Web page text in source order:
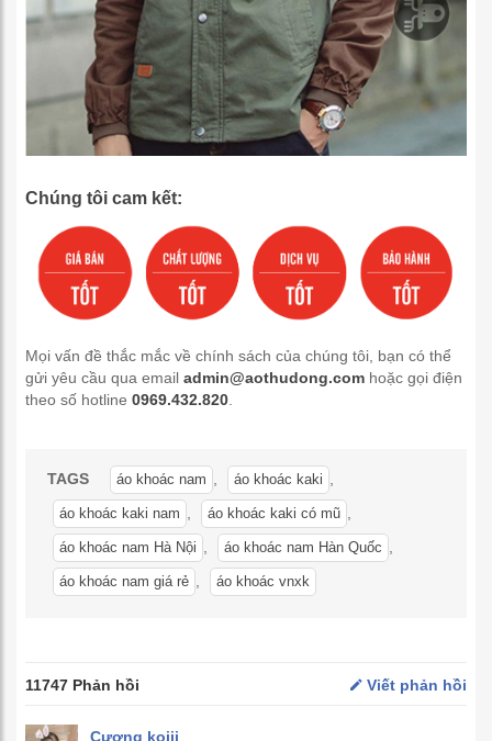
Chúng tôi cam kết:
Mọi vấn đề thắc mắc về chính sách của chúng tôi, bạn có thể
gửi yêu cầu qua email admin@aothudong.com hoặc gọi điện
theo số hotline 0969.432.820
TAGS áo khoác nam áo khoác kaki
áo khoác kaki nam áo khoác kaki có mũ
áo khoác nam Hà Nội áo khoác nam Hàn Quốc
áo khoác nam giá rẻ áo khoác vnxk
11747 Phản hồi Viết phản hồi
Cương koiii